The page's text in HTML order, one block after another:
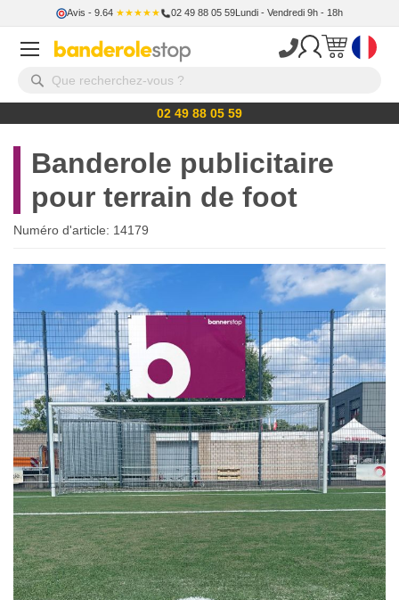
Avis - 9.64 ★★★★★ 02 49 88 05 59Lundi - Vendredi 9h - 18h
02 49 88 05 59
Banderole publicitaire
pour terrain de foot
Numéro d'article: 14179
Skip
the
end
of
the
images
gallery